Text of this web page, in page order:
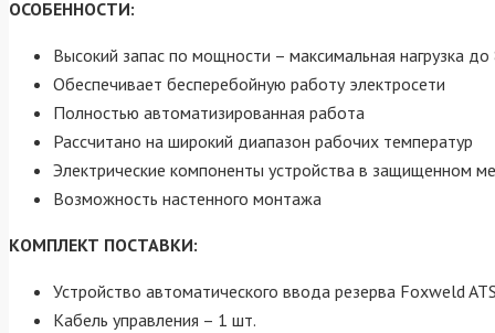
ОСОБЕННОСТИ:
Высокий запас по мощности – максимальная нагрузка
Обеспечивает бесперебойную работу электросети
Полностью автоматизированная работа
Рассчитано на широкий диапазон рабочих температур
Электрические компоненты устройства в защищенном
Возможность настенного монтажа
КОМПЛЕКТ ПОСТАВКИ:
Устройство автоматического ввода резерва Foxweld
Кабель управления – 1 шт.